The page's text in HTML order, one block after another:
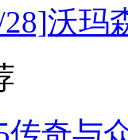
沃玛
传奇与